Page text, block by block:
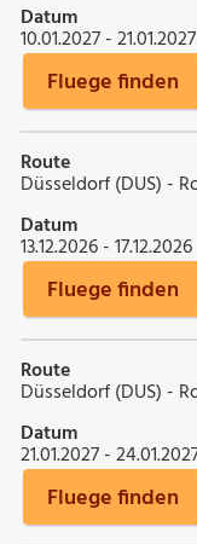
Datum
10.01.2027 - 21.01.2027
Fluege finden
Route
Düsseldorf (DUS) -
Datum
13.12.2026 - 17.12.2026
Fluege finden
Route
Düsseldorf (DUS) -
Datum
21.01.2027 -
Fluege finden